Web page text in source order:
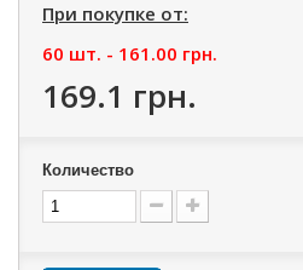
При покупке от:
60 шт. - 161.00 грн.
169.1 грн.
Количество